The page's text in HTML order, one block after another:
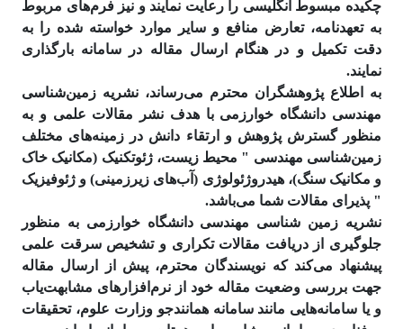
چکیده مبسوط انگلیسی را رعایت نمایند و نیز فرم‌های مربوط
به تعهدنامه، تعارض منافع و سایر موارد خواسته شده را به
دقت تکمیل و در هنگام ارسال مقاله در سامانه بارگذاری
نمایند.
به اطلاع پژوهشگران محترم می‌رساند، نشریه زمین‌شناسی
مهندسی دانشگاه خوارزمی با هدف نشر مقالات علمی و به
منظور گسترش پژوهش و ارتقاء دانش در زمینه‌های مختلف
زمین‌شناسی مهندسی " محیط زیست، ژئوتکنیک (مکانیک خاک
و مکانیک سنگ)، هیدروژئولوژی (آب‌های زیرزمینی) و ژئوفیزیک
" پذیرای مقالات شما می‌باشد.
نشریه زمین شناسی مهندسی دانشگاه خوارزمی به منظور
جلوگیری از دریافت مقالات تکراری و تشخیص سرقت علمی
پیشنهاد می‌کند که نویسندگان محترم، پیش از ارسال مقاله
جهت بررسی وضعیت مقاله خود از نرم‌افزارهای مشابهت‌­یاب
و یا سامانه‌هایی مانند سامانه همانند‌جو وزارت علوم، تحقیقات